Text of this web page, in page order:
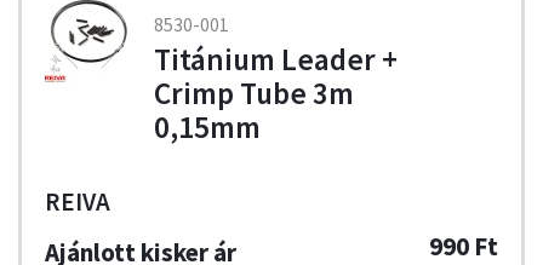
8530-001
Titánium Leader +
Crimp Tube 3m
0,15mm
REIVA
990 Ft